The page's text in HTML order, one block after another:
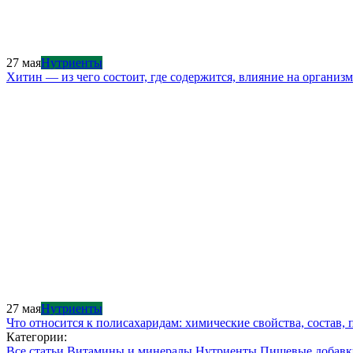
27 маяНутриенты
Хитин — из чего состоит, где содержится, влияние на организм
27 маяНутриенты
Что относится к полисахаридам: химические свойства, состав,
Категории: